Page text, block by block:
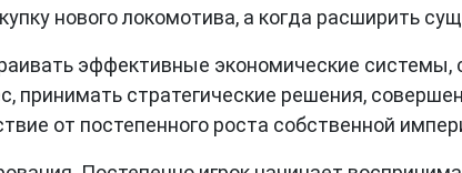
нового локомотива, а когда расширить
эффективные экономические системы,
принимать стратегические решения,
от постепенного роста собственной